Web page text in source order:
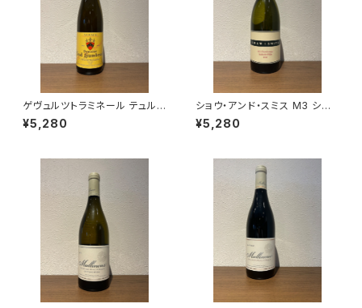
ゲヴュルツトラミネール テュルク
ハイム 2022 750ml ツィント・
フンブレヒト
¥5,280
ショウ・アンド・スミス M3 シャ
ルドネ 2023 白ワイン オースト
ラリア アデレード・ヒルズ 750
¥5,280